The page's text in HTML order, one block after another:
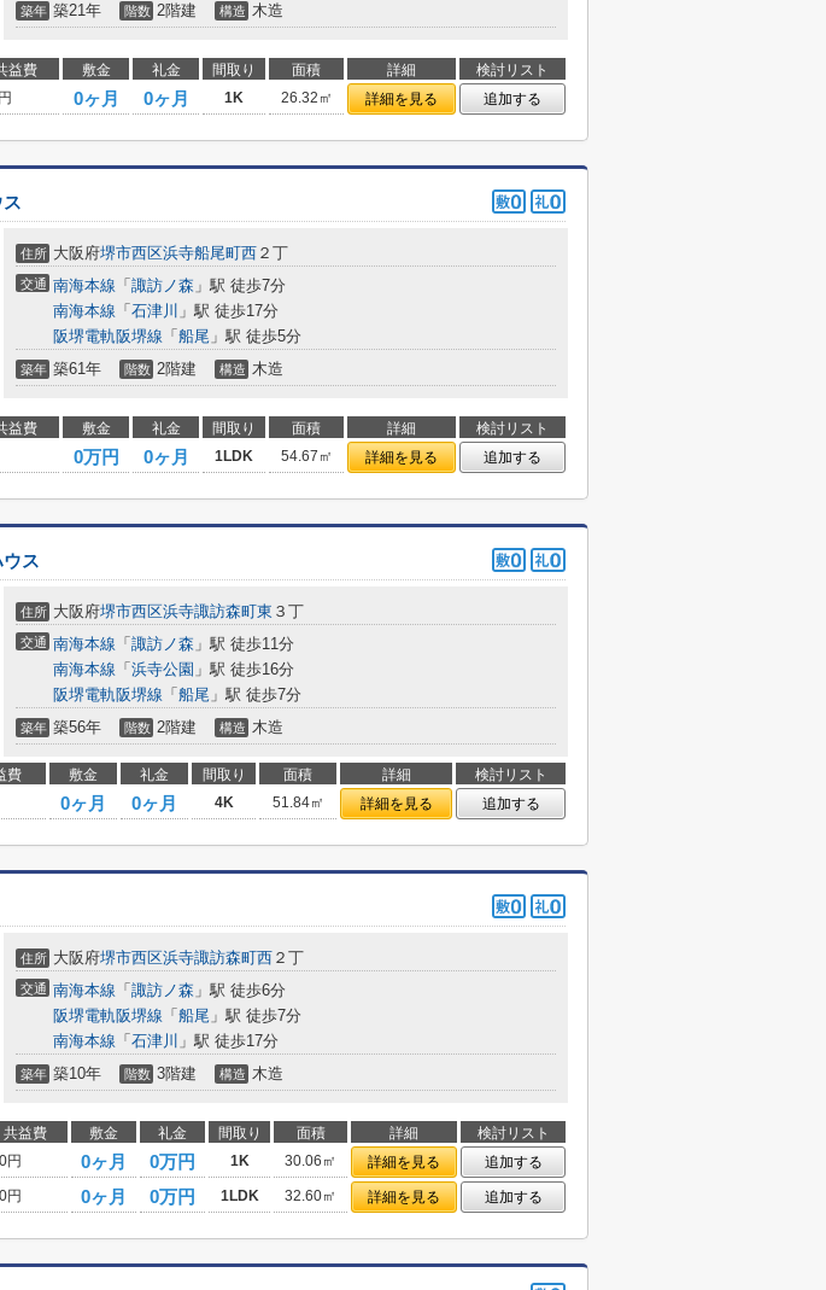
築年 築21年 階数 2階建 構造 木造
益費 敷金 礼金 間取り 面積 詳細
検討リスト
0ヶ月 0ヶ月 1K 26.32㎡ 詳細を見る 追加する
住所 大阪府堺市西区浜寺船尾町西 ２丁
交通 南海本線 「 諏訪ノ森 」駅 徒歩7分
南海本線 「 石津川 」駅 徒歩17分
阪堺電軌阪堺線 「 船尾 」駅 徒歩5分
築年 築61年 階数 2階建 構造 木造
益費 敷金 礼金 間取り 面積 詳細
検討リスト
0万円 0ヶ月 1LDK 54.67㎡ 詳細を見る 追加する
ス
住所 大阪府堺市西区浜寺諏訪森町東 ３丁
交通 南海本線 「 諏訪ノ森 」駅 徒歩11分
南海本線 「 浜寺公園 」駅 徒歩16分
阪堺電軌阪堺線 「 船尾 」駅 徒歩7分
築年 築56年 階数 2階建 構造 木造
費 敷金 礼金 間取り 面積 詳細
検討リスト
0ヶ月 0ヶ月 4K 51.84㎡ 詳細を見る 追加する
住所 大阪府堺市西区浜寺諏訪森町西 ２丁
交通 南海本線 「 諏訪ノ森 」駅 徒歩6分
阪堺電軌阪堺線 「 船尾 」駅 徒歩7分
南海本線 「 石津川 」駅 徒歩17分
築年 築10年 階数 3階建 構造 木造
共益費 敷金 礼金 間取り 面積 詳細
検討リスト
円 0ヶ月 0万円 1K 30.06㎡ 詳細を見る
追加する
円 0ヶ月 0万円 1LDK 32.60㎡ 詳細を見る 追加する